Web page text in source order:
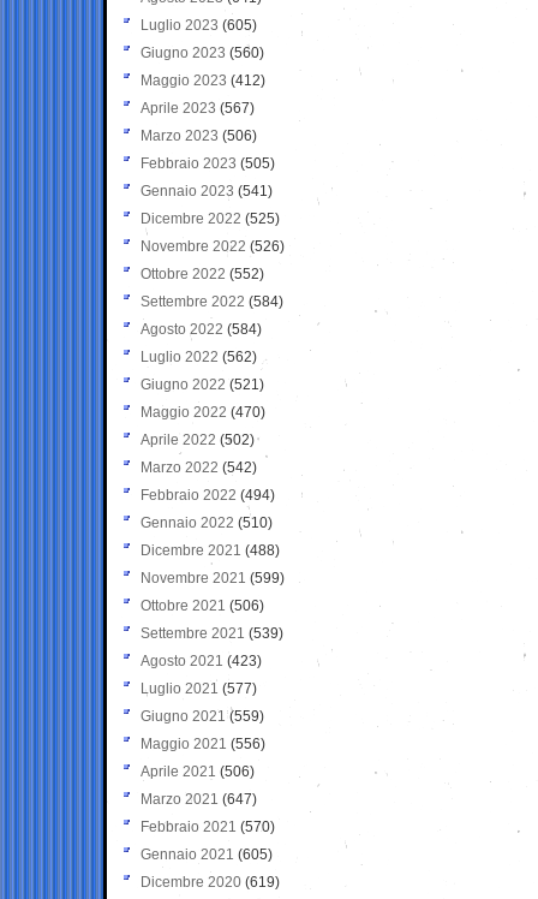
Luglio 2023 (605)
Giugno 2023 (560)
Maggio 2023 (412)
Aprile 2023 (567)
Marzo 2023 (506)
Febbraio 2023 (505)
Gennaio 2023 (541)
Dicembre 2022 (525)
Novembre 2022 (526)
Ottobre 2022 (552)
Settembre 2022 (584)
Agosto 2022 (584)
Luglio 2022 (562)
Giugno 2022 (521)
Maggio 2022 (470)
Aprile 2022 (502)
Marzo 2022 (542)
Febbraio 2022 (494)
Gennaio 2022 (510)
Dicembre 2021 (488)
Novembre 2021 (599)
Ottobre 2021 (506)
Settembre 2021 (539)
Agosto 2021 (423)
Luglio 2021 (577)
Giugno 2021(559)
Maggio 2021 (556)
Aprile 2021 (506)
Marzo 2021 (647)
Febbraio 2021 (570)
Gennaio 2021 (605)
Dicembre 2020 (619)